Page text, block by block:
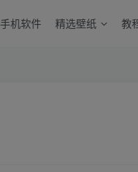
手机软件 精选壁纸 教